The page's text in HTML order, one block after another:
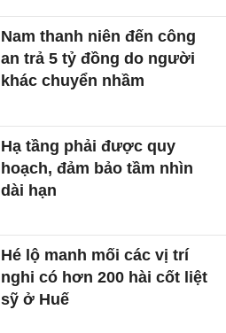
Nam thanh niên đến công
an trả 5 tỷ đồng do người
khác chuyển nhầm
Hạ tầng phải được quy
hoạch, đảm bảo tầm nhìn
dài hạn
Hé lộ manh mối các vị trí
nghi có hơn 200 hài cốt liệt
sỹ ở Huế